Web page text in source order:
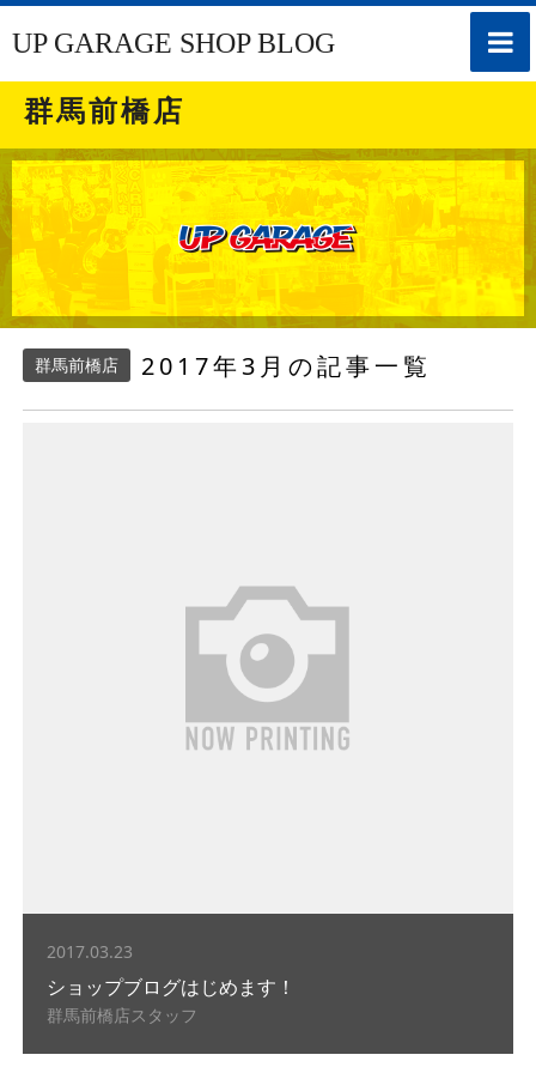
toggle
UP GARAGE SHOP BLOG
群馬前橋店
群馬前橋店 2017年3月の記事一覧
2017.03.23
ショップブログはじめます！
群馬前橋店スタッフ